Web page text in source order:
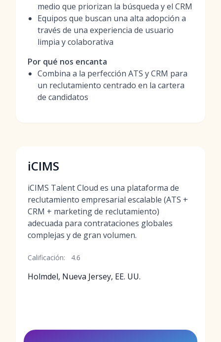
medio que priorizan la búsqueda y el CRM
Equipos que buscan una alta adopción a
través de una experiencia de usuario
limpia y colaborativa
Por qué nos encanta
Combina a la perfección ATS y CRM para
un reclutamiento centrado en la cartera
de candidatos
iCIMS
iCIMS Talent Cloud es una plataforma de
reclutamiento empresarial escalable (ATS +
CRM + marketing de reclutamiento)
adecuada para contrataciones globales
complejas y de gran volumen.
Calificación: 4.6
Holmdel, Nueva Jersey, EE. UU.